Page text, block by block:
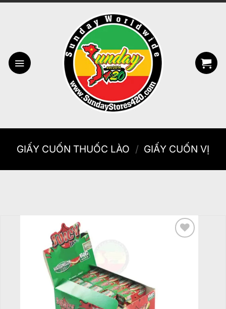
Bỏ
GIẤY CUỐN THUỐC LÀO / GIẤY CUỐN VỊ